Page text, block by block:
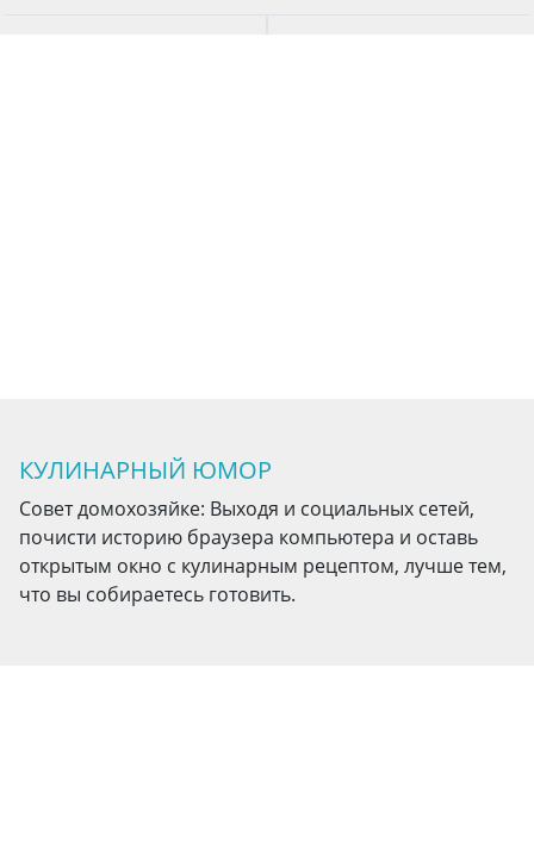
КУЛИНАРНЫЙ ЮМОР
Совет домохозяйке: Выходя и социальных сетей,
почисти историю браузера компьютера и оставь
открытым окно с кулинарным рецептом, лучше тем,
что вы собираетесь готовить.